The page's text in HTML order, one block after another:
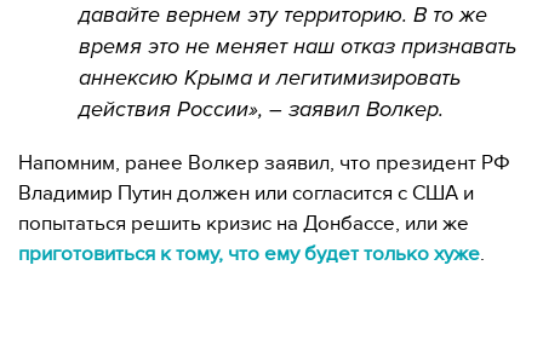
давайте вернем эту территорию. В то же
время это не меняет наш отказ признавать
аннексию Крыма и легитимизировать
действия России», – заявил Волкер.
Напомним, ранее Волкер заявил, что президент РФ
Владимир Путин должен или согласится с США и
попытаться решить кризис на Донбассе, или же
приготовиться к тому, что ему будет только хуже.